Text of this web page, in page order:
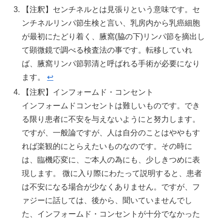
【注釈】センチネルとは見張りという意味です。セ
ンチネルリンパ節生検と言い、乳房内から乳癌細胞
が最初にたどり着く、腋窩(脇の下)リンパ節を摘出し
て顕微鏡で調べる検査法の事です。転移していれ
ば、腋窩リンパ節郭清と呼ばれる手術が必要になり
ます。↩︎
【注釈】インフォームド・コンセント
インフォームドコンセントは難しいものです。でき
る限り患者に不安を与えないようにと努力します。
ですが、一般論ですが、人は自分のことはややもす
れば楽観的にとらえたいものなのです。その時に
は、臨機応変に、ご本人の為にも、少しきつめに表
現します。 微に入り際にわたって説明すると、患者
は不安になる場合が少なくありません。ですが、フ
ァジーに話しては、後から、聞いていませんでし
た、インフォームド・コンセントが十分でなかった